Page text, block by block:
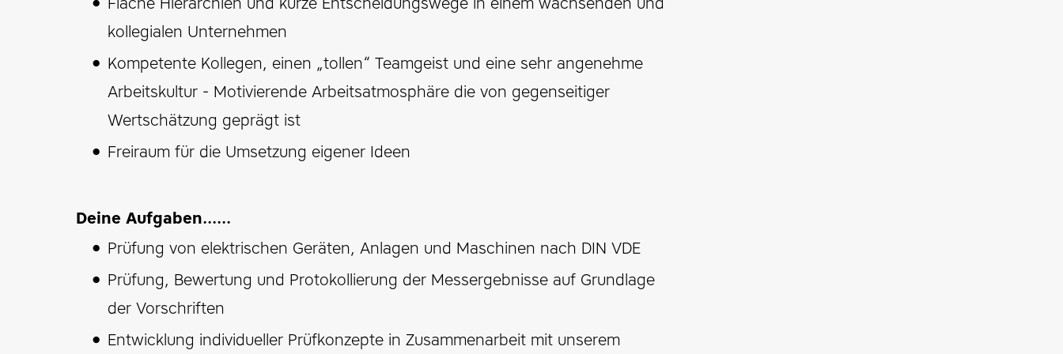
kollegialen Unternehmen
Kompetente Kollegen, einen „tollen“ Teamgeist und eine sehr angenehme
Arbeitskultur - Motivierende Arbeitsatmosphäre die von gegenseitiger
Wertschätzung geprägt ist
Freiraum für die Umsetzung eigener Ideen
Deine Aufgaben......
Prüfung von elektrischen Geräten, Anlagen und Maschinen nach DIN VDE
Prüfung, Bewertung und Protokollierung der Messergebnisse auf Grundlage
der Vorschriften
Entwicklung individueller Prüfkonzepte in Zusammenarbeit mit unserem